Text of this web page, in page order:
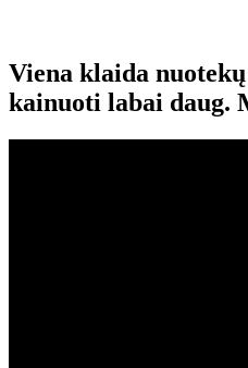
Viena klaida
kainuoti labai daug.